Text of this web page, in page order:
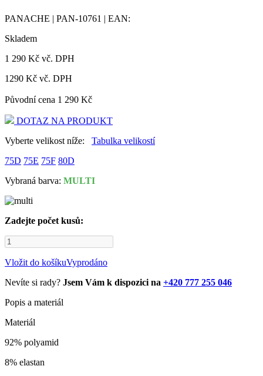
PANACHE | PAN-10761 | EAN:
Skladem
1 290 Kč vč. DPH
1290 Kč vč. DPH
Původní cena 1 290 Kč
DOTAZ NA PRODUKT
Vyberte velikost níže:
Tabulka velikostí
75D 75E 75F 80D
Vybraná barva: MULTI
Zadejte počet kusů:
Vložit do košíkuVyprodáno
Nevíte si rady? Jsem Vám k dispozici na +420 777 255 046
Popis a materiál
Materiál
92% polyamid
8% elastan